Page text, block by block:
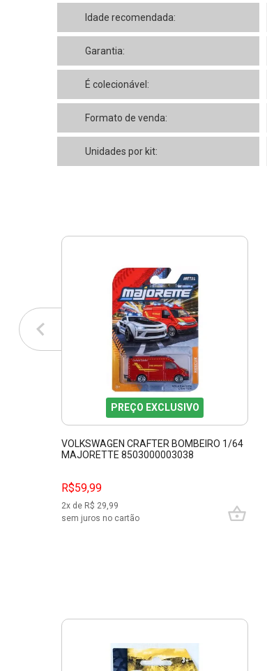
Idade recomendada:
Garantia:
É colecionável:
Formato de venda:
Unidades por kit:
PREÇO EXCLUSIVO
VOLKSWAGEN CRAFTER BOMBEIRO 1/64
MAJORETTE 8503000003038
R$59,99
2x de R$ 29,99
sem juros no cartão